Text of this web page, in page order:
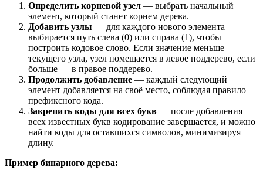
Определить корневой узел — выбрать начальный
элемент, который станет корнем дерева.
Добавить узлы — для каждого нового элемента
выбирается путь слева (0) или справа (1), чтобы
построить кодовое слово. Если значение меньше
текущего узла, узел помещается в левое поддерево, если
больше — в правое поддерево.
Продолжить добавление — каждый следующий
элемент добавляется на своё место, соблюдая правило
префиксного кода.
Закрепить коды для всех букв — после добавления
всех известных букв кодирование завершается, и можно
найти коды для оставшихся символов, минимизируя
длину.
Пример бинарного дерева: